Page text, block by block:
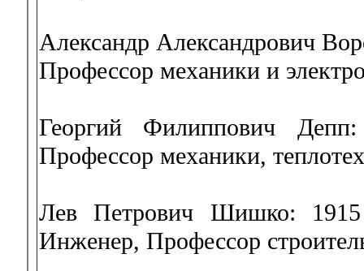
Александр Александрович
Профессор механики и
Георгий Филиппович
Профессор механики,
Лев Петрович Шишко: 1915
Инженер, Профессор